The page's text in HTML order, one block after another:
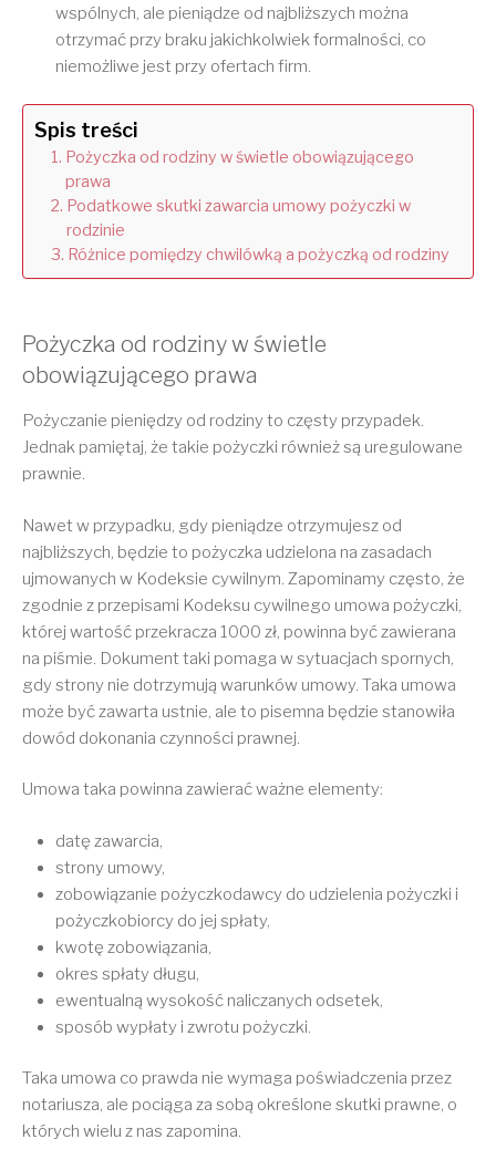
wspólnych, ale pieniądze od najbliższych można
otrzymać przy braku jakichkolwiek formalności, co
niemożliwe jest przy ofertach firm.
Spis treści
Pożyczka od rodziny w świetle obowiązującego
prawa
Podatkowe skutki zawarcia umowy pożyczki w
rodzinie
Różnice pomiędzy chwilówką a pożyczką od rodziny
Pożyczka od rodziny w świetle
obowiązującego prawa
Pożyczanie pieniędzy od rodziny to częsty przypadek.
Jednak pamiętaj, że takie pożyczki również są uregulowane
prawnie.
Nawet w przypadku, gdy pieniądze otrzymujesz od
najbliższych, będzie to pożyczka udzielona na zasadach
ujmowanych w Kodeksie cywilnym. Zapominamy często, że
zgodnie z przepisami Kodeksu cywilnego umowa pożyczki,
której wartość przekracza 1000 zł, powinna być zawierana
na piśmie. Dokument taki pomaga w sytuacjach spornych,
gdy strony nie dotrzymują warunków umowy. Taka umowa
może być zawarta ustnie, ale to pisemna będzie stanowiła
dowód dokonania czynności prawnej.
Umowa taka powinna zawierać ważne elementy:
datę zawarcia,
strony umowy,
zobowiązanie pożyczkodawcy do udzielenia pożyczki i
pożyczkobiorcy do jej spłaty,
kwotę zobowiązania,
okres spłaty długu,
ewentualną wysokość naliczanych odsetek,
sposób wypłaty i zwrotu pożyczki.
Taka umowa co prawda nie wymaga poświadczenia przez
notariusza, ale pociąga za sobą określone skutki prawne, o
których wielu z nas zapomina.